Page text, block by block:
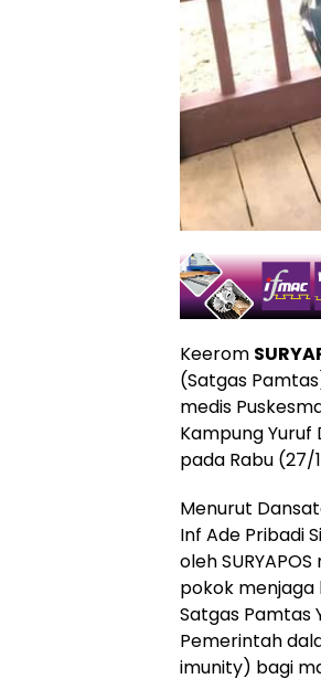
Keerom
(Satgas
medis
Kampung Yuruf
pada Rabu (27/
Menurut
Inf Ade Pribadi
oleh
pokok menjaga
Satgas Pamtas
Pemerintah
imunity) bagi